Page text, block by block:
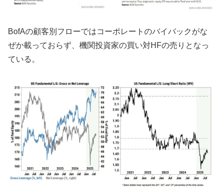
BofAの顧客別フローではコーポレートのバイバックがな
ぜか載っておらず、機関投資家の買い対HFの売りとなっ
ている。